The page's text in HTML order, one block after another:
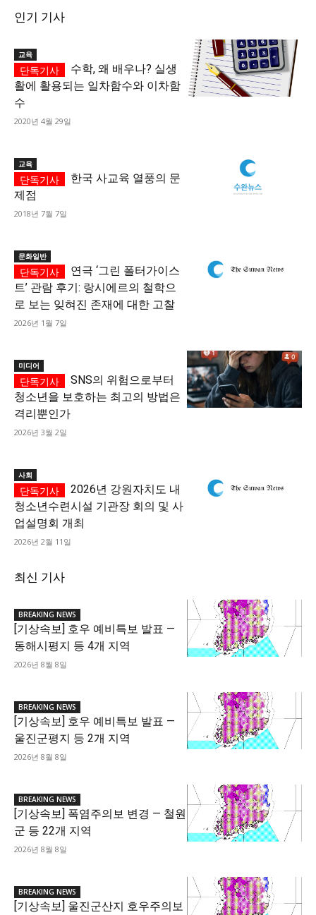
인기 기사
교육
수학, 왜 배우나? 실생
활에 활용되는 일차함수와 이차함
수
2020년 4월 29일
교육
한국 사교육 열풍의 문
제점
2018년 7월 7일
문화일반
연극 ‘그린 폴터가이스
트’ 관람 후기: 랑시에르의 철학으
로 보는 잊혀진 존재에 대한 고찰
2026년 1월 7일
미디어
SNS의 위험으로부터
청소년을 보호하는 최고의 방법은
격리뿐인가
2026년 3월 2일
사회
2026년 강원자치도 내
청소년수련시설 기관장 회의 및 사
업설명회 개최
2026년 2월 11일
최신 기사
BREAKING NEWS
[기상속보] 호우 예비특보 발표 —
동해시평지 등 4개 지역
2026년 8월 8일
BREAKING NEWS
[기상속보] 호우 예비특보 발표 —
울진군평지 등 2개 지역
2026년 8월 8일
BREAKING NEWS
[기상속보] 폭염주의보 변경 — 철원
군 등 22개 지역
2026년 8월 8일
BREAKING NEWS
[기상속보] 울진군산지 호우주의보